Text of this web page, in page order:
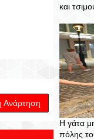
Ανάρτηση
και
Η γάτα
πόλης